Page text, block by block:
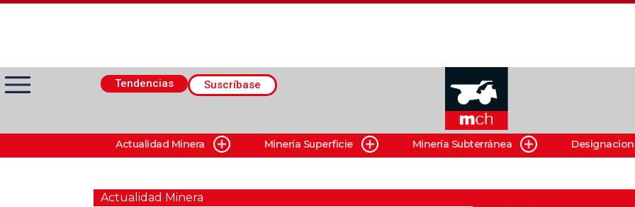
Tendencias Suscríbase
Actualidad Minera
Minería Superficie
Actualidad Minera Minería Superficie Minería Subterránea
Actualidad Minera